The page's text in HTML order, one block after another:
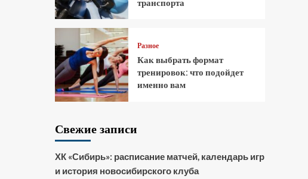
Разное
Как выбрать формат
тренировок: что подойдет
именно вам
Свежие записи
ХК «Сибирь»: расписание матчей, календарь игр
и история новосибирского клуба